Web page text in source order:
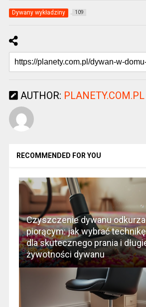
Dywany wykładziny 109
AUTHOR: PLANETY.COM.PL
RECOMMENDED FOR YOU
Czyszczenie dywanu
piorącym: jak wybrać
dla skutecznego prania i
żywotności dywanu